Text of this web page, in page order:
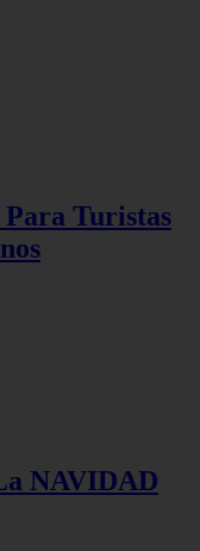
Turistas
NAVIDAD